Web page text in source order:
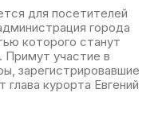
для посетителей
города
которого станут
Примут участие в
зарегистрировавшие
курорта Евгений